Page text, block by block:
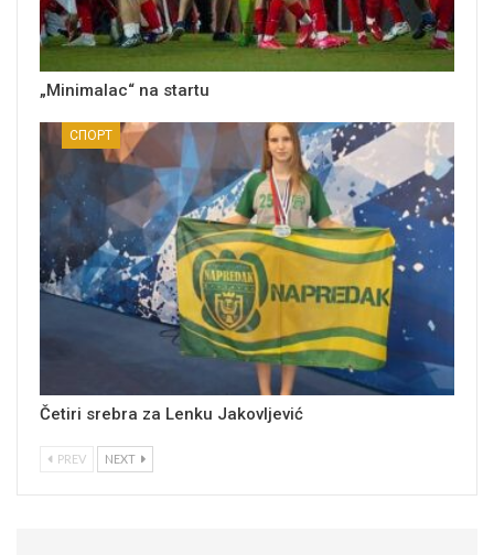
„Minimalac“ na startu
СПОРТ
Četiri srebra za Lenku Jakovljević
PREV NEXT